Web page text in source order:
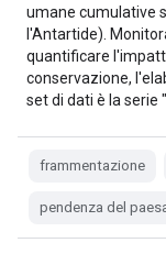
umane cumulative
l'Antartide).
quantificare
conservazione,
set di dati è la serie
frammentazione
pendenza del